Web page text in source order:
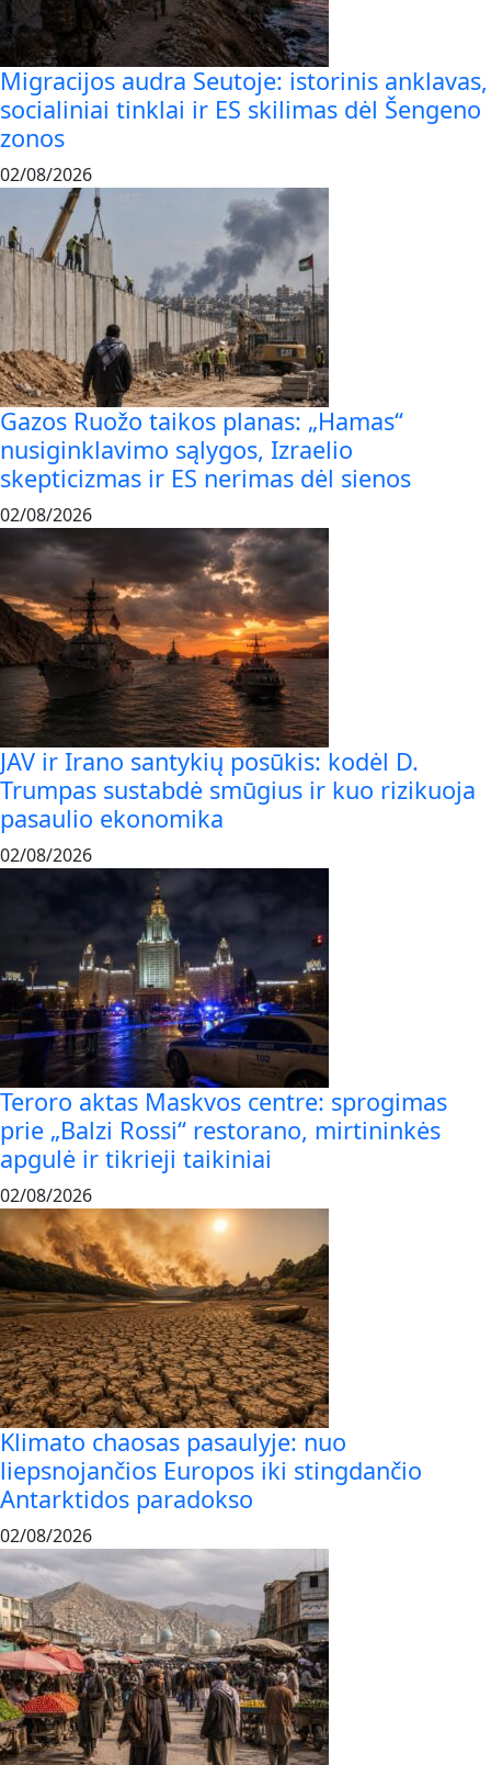
Migracijos audra Seutoje: istorinis anklavas,
socialiniai tinklai ir ES skilimas dėl Šengeno
zonos
02/08/2026
Gazos Ruožo taikos planas: „Hamas“
nusiginklavimo sąlygos, Izraelio
skepticizmas ir ES nerimas dėl sienos
02/08/2026
JAV ir Irano santykių posūkis: kodėl D.
Trumpas sustabdė smūgius ir kuo rizikuoja
pasaulio ekonomika
02/08/2026
Teroro aktas Maskvos centre: sprogimas
prie „Balzi Rossi“ restorano, mirtininkės
apgulė ir tikrieji taikiniai
02/08/2026
Klimato chaosas pasaulyje: nuo
liepsnojančios Europos iki stingdančio
Antarktidos paradokso
02/08/2026